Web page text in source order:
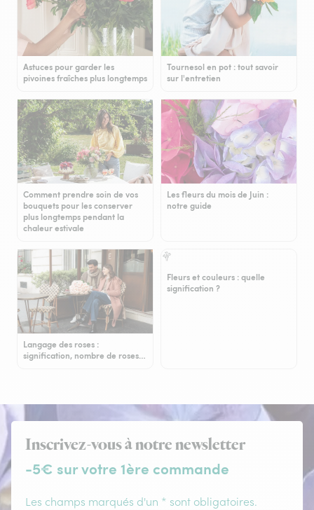
Astuces pour garder les
pivoines fraîches plus longtemps
Tournesol en pot : tout savoir
sur l'entretien
Comment prendre soin de vos
bouquets pour les conserver
plus longtemps pendant la
chaleur estivale
Les fleurs du mois de Juin :
notre guide
Langage des roses :
signification, nombre de roses…
Fleurs et couleurs : quelle
signification ?
Inscrivez-vous à notre newsletter
-5€ sur votre 1ère commande
Les champs marqués d'un * sont obligatoires.